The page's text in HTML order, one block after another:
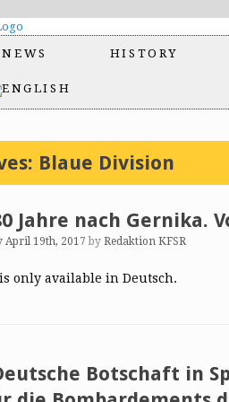
NEWS HISTORY
Blaue Division
Jahre nach Gernika.
April 19th, 2017 by Redaktion KFSR
only available in Deutsch.
Botschaft in